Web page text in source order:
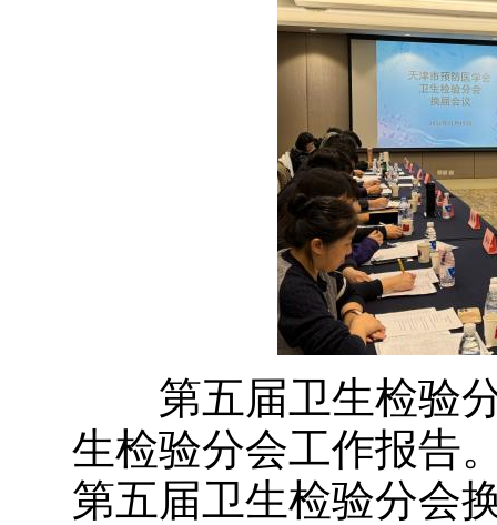
第五届卫生检验分
生检验分会工作报告
第五届卫生检验分会